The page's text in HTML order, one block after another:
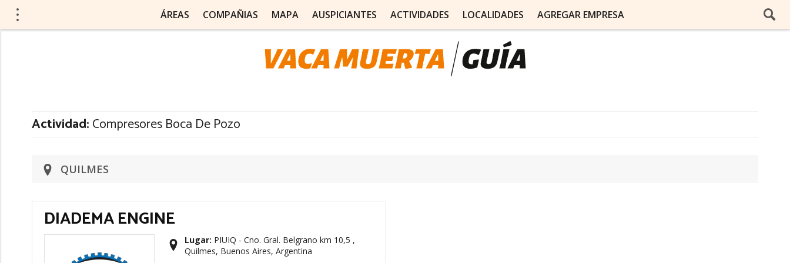
ÁREAS COMPAÑIAS MAPA AUSPICIANTES ACTIVIDADES LOCALIDADES AGREGAR EMPRESA
Actividad:Compresores Boca De Pozo
QUILMES
DIADEMA ENGINE
Lugar: PIUIQ - Cno. Gral. Belgrano km 10,5 ,
Quilmes, Buenos Aires, Argentina